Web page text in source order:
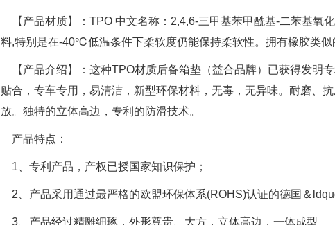
【产品材质】：TPO 中文名称：2,4,6-三甲基苯甲酰基-二苯基氧
料,特别是在-40℃低温条件下柔软度仍能保持柔软性。拥有橡胶类似
【产品介绍】：这种TPO材质后备箱垫（益合品牌）已获得发明
贴合，专车专用，易清洁，新型环保材料，无毒，无异味。耐磨、
放。独特的立体高边，专利的防滑技术。
产品特点：
1、专利产品，产权已授国家知识保护；
2、产品采用通过最严格的欧盟环保体系(ROHS)认证的德国＆
3、产品经过精雕细琢，外形尊贵、大方，立体高边，一体成型